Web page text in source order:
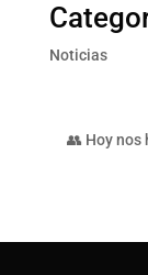
Noticias
👥 Hoy nos